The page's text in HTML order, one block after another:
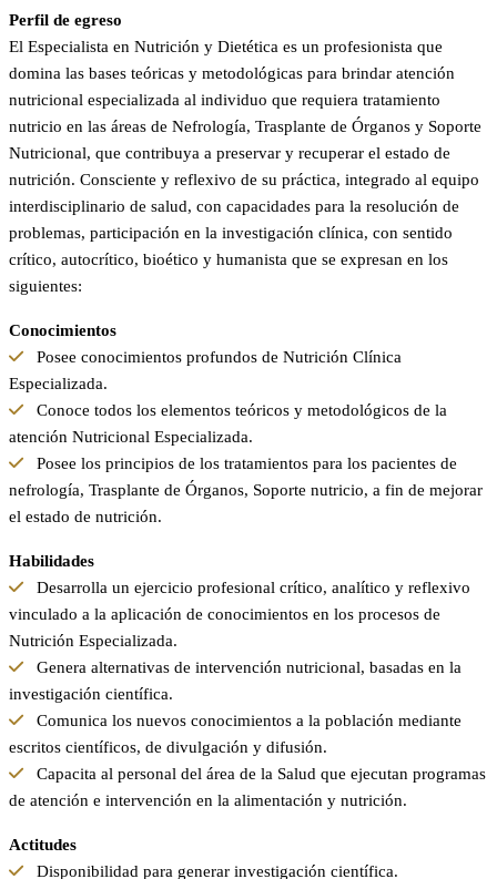
Perfil de egreso
El Especialista en Nutrición y Dietética es un profesionista que
domina las bases teóricas y metodológicas para brindar atención
nutricional especializada al individuo que requiera tratamiento
nutricio en las áreas de Nefrología, Trasplante de Órganos y Soporte
Nutricional, que contribuya a preservar y recuperar el estado de
nutrición. Consciente y reflexivo de su práctica, integrado al equipo
interdisciplinario de salud, con capacidades para la resolución de
problemas, participación en la investigación clínica, con sentido
crítico, autocrítico, bioético y humanista que se expresan en los
siguientes:
Conocimientos
Posee conocimientos profundos de Nutrición Clínica
Especializada.
Conoce todos los elementos teóricos y metodológicos de la
atención Nutricional Especializada.
Posee los principios de los tratamientos para los pacientes de
nefrología, Trasplante de Órganos, Soporte nutricio, a fin de mejorar
el estado de nutrición.
Habilidades
Desarrolla un ejercicio profesional crítico, analítico y reflexivo
vinculado a la aplicación de conocimientos en los procesos de
Nutrición Especializada.
Genera alternativas de intervención nutricional, basadas en la
investigación científica.
Comunica los nuevos conocimientos a la población mediante
escritos científicos, de divulgación y difusión.
Capacita al personal del área de la Salud que ejecutan programas
de atención e intervención en la alimentación y nutrición.
Actitudes
Disponibilidad para generar investigación científica.